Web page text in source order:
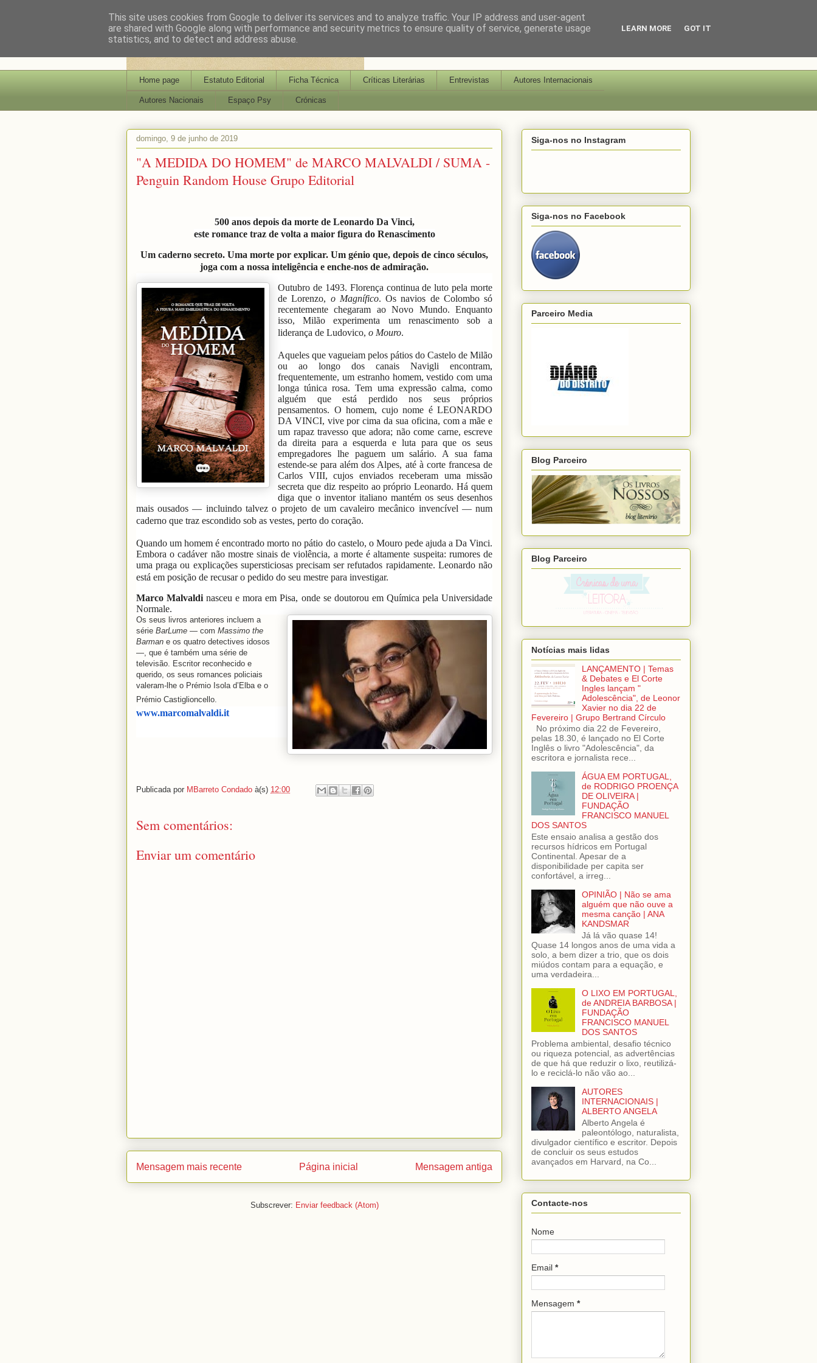
Home page Estatuto Editorial Ficha Técnica Críticas Literárias Entrevistas Autores Internacionais
Autores Nacionais Espaço Psy Crónicas
domingo, 9 de junho de 2019
"A MEDIDA DO HOMEM" de MARCO MALVALDI / SUMA -
Penguin Random House Grupo Editorial
500 anos depois da morte de Leonardo Da Vinci,
este romance traz de volta a maior figura do Renascimento
Um caderno secreto. Uma morte por explicar. Um génio que, depois de cinco séculos,
joga com a nossa inteligência e enche-nos de admiração.
Outubro de 1493. Florença continua de luto pela morte
de Lorenzo, o Magnífico. Os navios de Colombo só
recentemente chegaram ao Novo Mundo. Enquanto
isso, Milão experimenta um renascimento sob a
liderança de Ludovico, o Mouro.
Aqueles que vagueiam pelos pátios do Castelo de Milão
ou ao longo dos canais Navigli encontram,
frequentemente, um estranho homem, vestido com uma
longa túnica rosa. Tem uma expressão calma, como
alguém que está perdido nos seus próprios
pensamentos. O homem, cujo nome é LEONARDO
DA VINCI, vive por cima da sua oficina, com a mãe e
um rapaz travesso que adora; não come carne, escreve
da direita para a esquerda e luta para que os seus
empregadores lhe paguem um salário. A sua fama
estende-se para além dos Alpes, até à corte francesa de
Carlos VIII, cujos enviados receberam uma missão
secreta que diz respeito ao próprio Leonardo. Há quem
diga que o inventor italiano mantém os seus desenhos
mais ousados — incluindo talvez o projeto de um cavaleiro mecânico invencível — num
caderno que traz escondido sob as vestes, perto do coração.
Quando um homem é encontrado morto no pátio do castelo, o Mouro pede ajuda a Da Vinci.
Embora o cadáver não mostre sinais de violência, a morte é altamente suspeita: rumores de
uma praga ou explicações supersticiosas precisam ser refutados rapidamente. Leonardo não
está em posição de recusar o pedido do seu mestre para investigar.
Marco Malvaldi nasceu e mora em Pisa, onde se doutorou em Química pela Universidade
Normale.
Os seus livros anteriores incluem a
série BarLume — com Massimo the
Barman e os quatro detectives idosos
—, que é também uma série de
televisão. Escritor reconhecido e
querido, os seus romances policiais
valeram-lhe o Prémio Isola d’Elba e o
Prémio Castiglioncello.
www.marcomalvaldi.it
Publicada por MBarreto Condado à(s) 12:00
Sem comentários:
Enviar um comentário
Mensagem mais recente Mensagem antiga
Página inicial
Subscrever: Enviar feedback (Atom)
Siga-nos no Instagram
Siga-nos no Facebook
Parceiro Media
Blog Parceiro
Blog Parceiro
Notícias mais lidas
LANÇAMENTO | Temas
& Debates e El Corte
Ingles lançam "
Adolescência", de Leonor
Xavier no dia 22 de
Fevereiro | Grupo Bertrand Círculo
No próximo dia 22 de Fevereiro,
pelas 18.30, é lançado no El Corte
Inglês o livro "Adolescência", da
escritora e jornalista rece...
ÁGUA EM PORTUGAL,
de RODRIGO PROENÇA
DE OLIVEIRA |
FUNDAÇÃO
FRANCISCO MANUEL
DOS SANTOS
Este ensaio analisa a gestão dos
recursos hídricos em Portugal
Continental. Apesar de a
disponibilidade per capita ser
confortável, a irreg...
OPINIÃO | Não se ama
alguém que não ouve a
mesma canção | ANA
KANDSMAR
Já lá vão quase 14!
Quase 14 longos anos de uma vida a
solo, a bem dizer a trio, que os dois
miúdos contam para a equação, e
uma verdadeira...
O LIXO EM PORTUGAL,
de ANDREIA BARBOSA |
FUNDAÇÃO
FRANCISCO MANUEL
DOS SANTOS
Problema ambiental, desafio técnico
ou riqueza potencial, as advertências
de que há que reduzir o lixo, reutilizá-
lo e reciclá-lo não vão ao...
AUTORES
INTERNACIONAIS |
ALBERTO ANGELA
Alberto Angela é
paleontólogo, naturalista,
divulgador científico e escritor. Depois
de concluir os seus estudos
avançados em Harvard, na Co...
Contacte-nos
Nome
Email *
Mensagem *
This site uses cookies from Google to deliver its services and to analyze traffic. Your IP address and user-agent
are shared with Google along with performance and security metrics to ensure quality of service, generate usage
statistics, and to detect and address abuse.
LEARN MORE GOT IT